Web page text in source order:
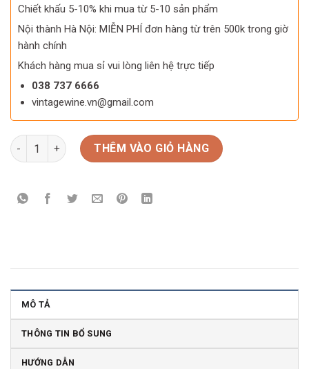
Chiết khấu 5-10% khi mua từ 5-10 sản phẩm
Nội thành Hà Nội: MIỄN PHÍ đơn hàng từ trên 500k trong giờ
hành chính
Khách hàng mua sỉ vui lòng liên hệ trực tiếp
038 737 6666
vintagewine.vn@gmail.com
Rượu Vang trắng Chateau La Rose Bellevue số lượng
THÊM VÀO GIỎ HÀNG
MÔ TẢ
THÔNG TIN BỔ SUNG
HƯỚNG DẪN